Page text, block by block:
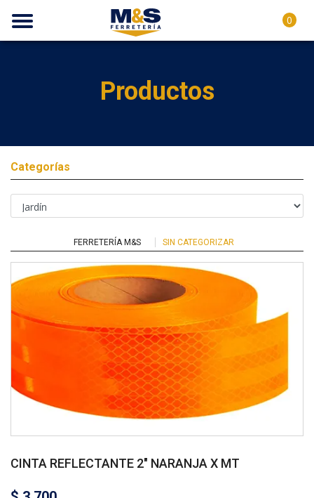
0
Productos
Categorías
FERRETERÍA M&S SIN CATEGORIZAR
CINTA REFLECTANTE 2″ NARANJA X MT